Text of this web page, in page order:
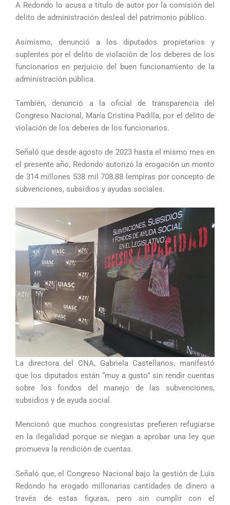
A Redondo lo acusa a título de autor por la comisión del
delito de administración desleal del patrimonio público.
Asimismo, denunció a los diputados propietarios y
suplentes por el delito de violación de los deberes de los
funcionarios en perjuicio del buen funcionamiento de la
administración pública.
También, denunció a la oficial de transparencia del
Congreso Nacional, María Cristina Padilla, por el delito de
violación de los deberes de los funcionarios.
Señaló que desde agosto de 2023 hasta el mismo mes en
el presente año, Redondo autorizó la erogación un monto
de 314 millones 538 mil 708.88 lempiras por concepto de
subvenciones, subsidios y ayudas sociales.
La directora del CNA, Gabriela Castellanos, manifestó
que los diputados están “muy a gusto” sin rendir cuentas
sobre los fondos del manejo de las subvenciones,
subsidios y de ayuda social.
Mencionó que muchos congresistas prefieren refugiarse
en la ilegalidad porque se niegan a aprobar una ley que
promueva la rendición de cuentas.
Señaló que, el Congreso Nacional bajo la gestión de Luis
Redondo ha erogado millonarias cantidades de dinero a
través de estas figuras, pero sin cumplir con el